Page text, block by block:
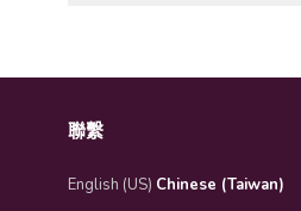
聯繫
English (US) Chinese (Taiwan)